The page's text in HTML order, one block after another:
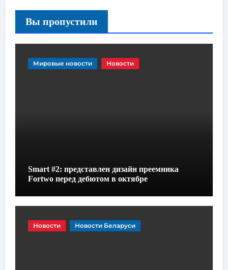
Вы пропустили
Мировые новости Новости
Smart #2: представлен дизайн преемника
Fortwo перед дебютом в октябре
Новости Новости Беларуси